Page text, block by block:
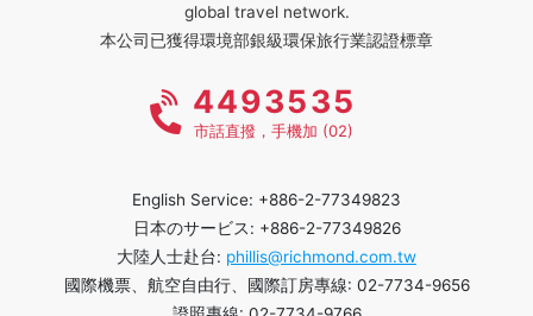
global travel network.
本公司已獲得環境部銀級環保旅行業認證標章
4493535
市話直撥，手機加 (02)
English Service: +886-2-77349823
日本のサービス: +886-2-77349826
大陸人士赴台: phillis@richmond.com.tw
國際機票、航空自由行、國際訂房專線: 02-7734-9656